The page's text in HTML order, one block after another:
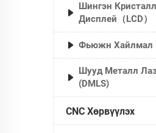
Шингэн Кристалл
Дисплей（LCD）
Фьюжн Хайлмал
Шууд Металл
(DMLS)
CNC Хөрвүүлэх